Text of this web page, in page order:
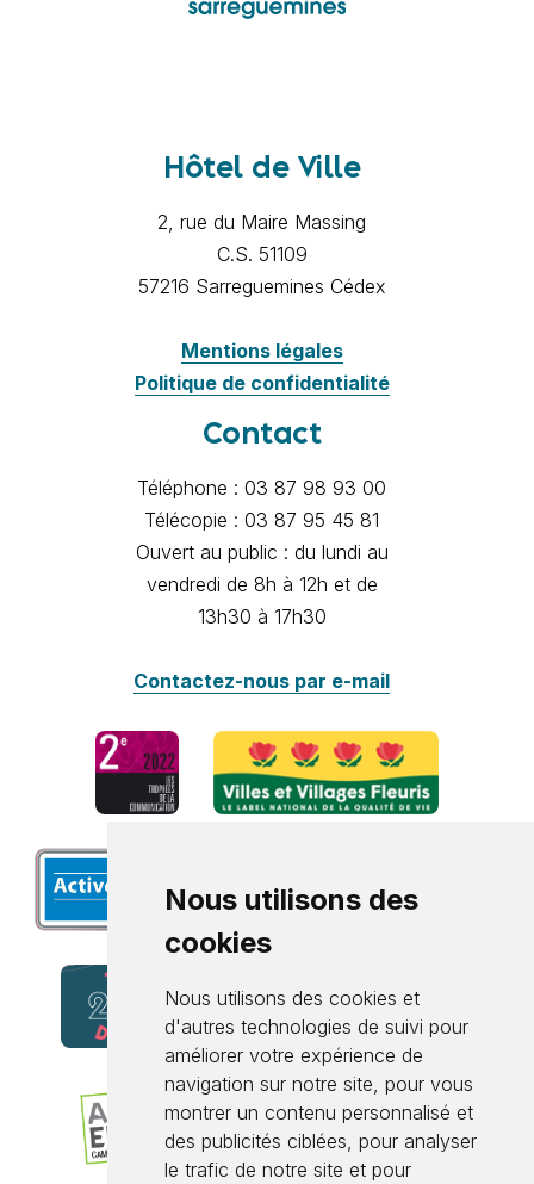
Nous utilisons des
cookies
Nous utilisons des cookies et
d'autres technologies de suivi pour
améliorer votre expérience de
navigation sur notre site, pour vous
montrer un contenu personnalisé et
des publicités ciblées, pour analyser
le trafic de notre site et pour
Hôtel de Ville
2, rue du Maire Massing
C.S. 51109
57216 Sarreguemines Cédex
Mentions légales
Politique de confidentialité
Contact
Téléphone : 03 87 98 93 00
Télécopie : 03 87 95 45 81
Ouvert au public : du lundi au
vendredi de 8h à 12h et de
13h30 à 17h30
Contactez-nous par e-mail